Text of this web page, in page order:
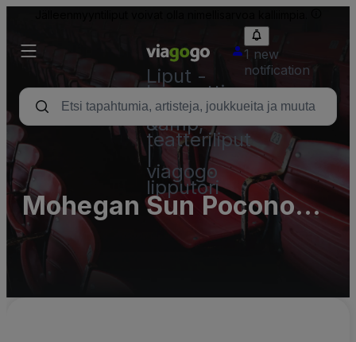
Liput -
konsertti,
urheilu
&amp;
teatteriliput
viagogo
lipputori
1 new
notification
Mohegan Sun Pocono
Parking Lots (InActive)